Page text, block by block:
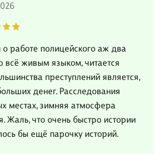
работе полицейского аж два
всё живым языком, читается
преступлений является,
денег. Расследования
местах, зимняя атмосфера
Жаль, что очень быстро истории
бы ещё парочку историй.